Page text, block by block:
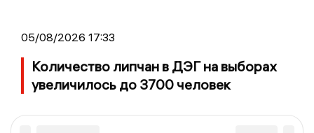
05/08/2026 17:33
Количество липчан в ДЭГ на выборах
увеличилось до 3700 человек